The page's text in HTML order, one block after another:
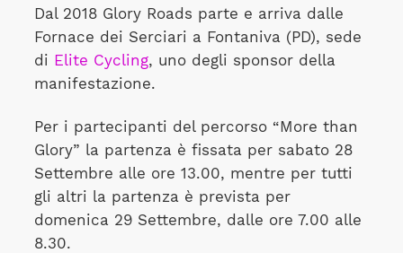
Dal 2018 Glory Roads parte e arriva dalle
Fornace dei Serciari a Fontaniva (PD), sede
di Elite Cycling, uno degli sponsor della
manifestazione.
Per i partecipanti del percorso “More than
Glory” la partenza è fissata per sabato 28
Settembre alle ore 13.00, mentre per tutti
gli altri la partenza è prevista per
domenica 29 Settembre, dalle ore 7.00 alle
8.30.